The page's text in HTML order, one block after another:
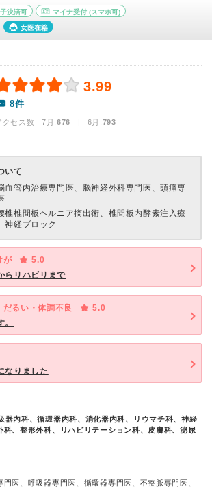
決済可 マイナ受付 (スマホ可)
女医在籍
3.99
8件
クセス数 7月:676 | 6月:793
いて
血管内治療専門医、脳神経外科専門医、頭痛専
椎椎間板ヘルニア摘出術、椎間板内酵素注入療
神経ブロック
が
5.0
らリハビリまで
だるい・体調不良
5.0
なりました
器内科、循環器内科、消化器内科、リウマチ科、神経
科、整形外科、リハビリテーション科、皮膚科、泌尿
門医、呼吸器専門医、循環器専門医、不整脈専門医、